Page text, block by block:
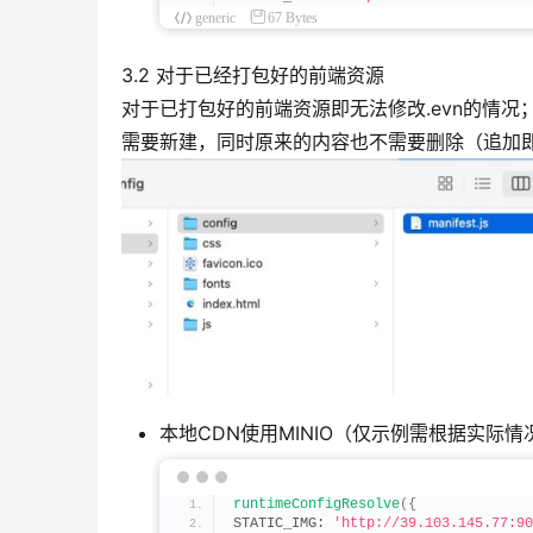
generic
67 Bytes
3.2 对于已经打包好的前端资源
对于已打包好的前端资源即无法修改.evn的情
需要新建，同时原来的内容也不需要删除（追加
本地CDN使用MINIO（仅示例需根据实际情
runtimeConfigResolve({
STATIC_IMG:
'http://